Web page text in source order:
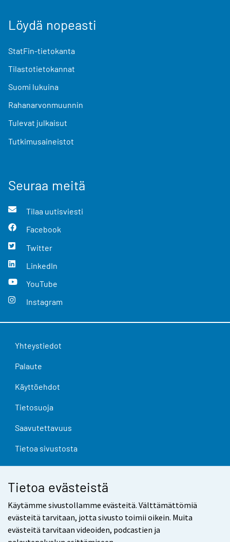
Tietoa evästeistä
Käytämme sivustollamme evästeitä. Välttämättömiä
evästeitä tarvitaan, jotta sivusto toimii oikein. Muita
evästeitä tarvitaan videoiden, podcastien ja
Löydä nopeasti
StatFin-tietokanta
Tilastotietokannat
Suomi lukuina
Rahanarvonmuunnin
Tulevat julkaisut
Tutkimusaineistot
Seuraa meitä
Tilaa uutisviesti
Facebook
Twitter
LinkedIn
YouTube
Instagram
Yhteystiedot
Palaute
Käyttöehdot
Tietosuoja
Saavutettavuus
Tietoa sivustosta
Evästeasetukset